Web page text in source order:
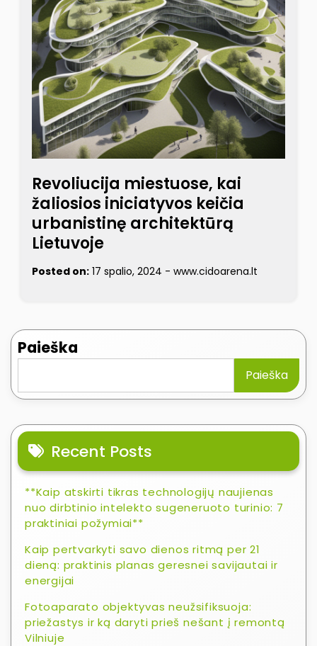
Revoliucija miestuose, kai
žaliosios iniciatyvos keičia
urbanistinę architektūrą
Lietuvoje
Posted on: 17 spalio, 2024 - www.cidoarena.lt
Paieška
Paieška
Recent Posts
**Kaip atskirti tikras technologijų naujienas
nuo dirbtinio intelekto sugeneruoto turinio: 7
praktiniai požymiai**
Kaip pertvarkyti savo dienos ritmą per 21
dieną: praktinis planas geresnei savijautai ir
energijai
Fotoaparato objektyvas neužsifiksuoja:
priežastys ir ką daryti prieš nešant į remontą
Vilniuje